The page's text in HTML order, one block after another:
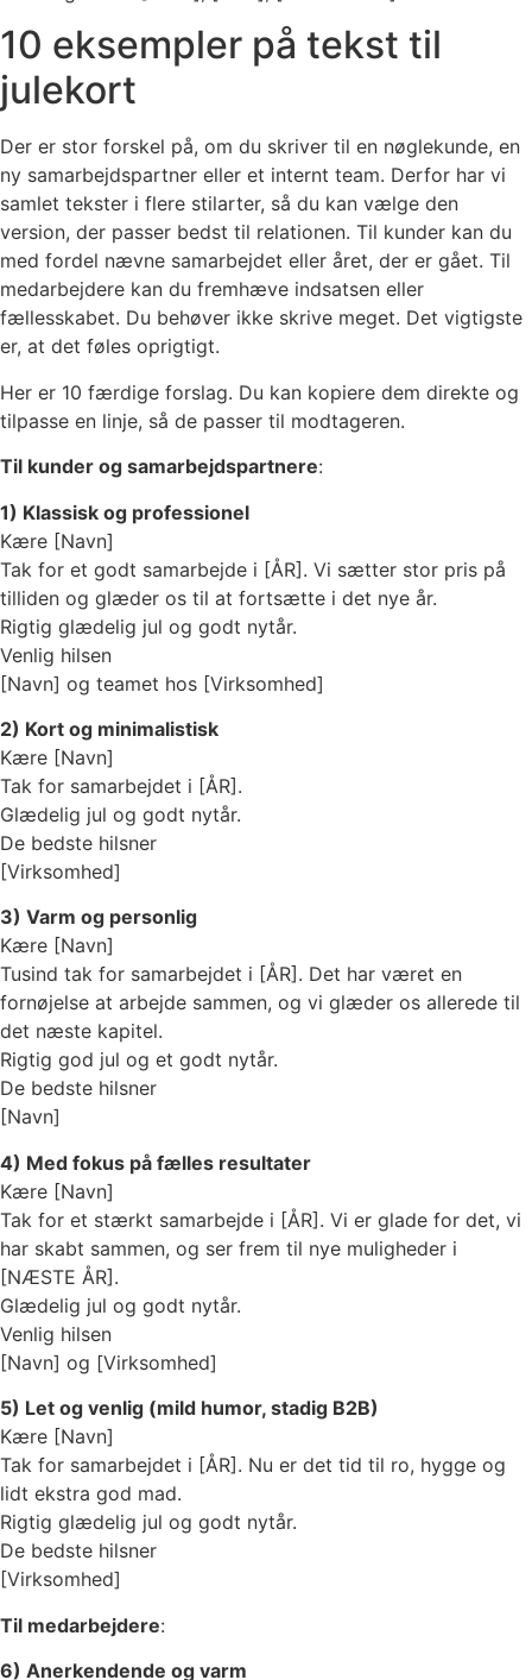
10 eksempler på tekst til
julekort
Der er stor forskel på, om du skriver til en nøglekunde, en
ny samarbejdspartner eller et internt team. Derfor har vi
samlet tekster i flere stilarter, så du kan vælge den
version, der passer bedst til relationen. Til kunder kan du
med fordel nævne samarbejdet eller året, der er gået. Til
medarbejdere kan du fremhæve indsatsen eller
fællesskabet. Du behøver ikke skrive meget. Det vigtigste
er, at det føles oprigtigt.
Her er 10 færdige forslag. Du kan kopiere dem direkte og
tilpasse en linje, så de passer til modtageren.
Til kunder og samarbejdspartnere:
1) Klassisk og professionel
Kære [Navn]
Tak for et godt samarbejde i [ÅR]. Vi sætter stor pris på
tilliden og glæder os til at fortsætte i det nye år.
Rigtig glædelig jul og godt nytår.
Venlig hilsen
[Navn] og teamet hos [Virksomhed]
2) Kort og minimalistisk
Kære [Navn]
Tak for samarbejdet i [ÅR].
Glædelig jul og godt nytår.
De bedste hilsner
[Virksomhed]
3) Varm og personlig
Kære [Navn]
Tusind tak for samarbejdet i [ÅR]. Det har været en
fornøjelse at arbejde sammen, og vi glæder os allerede til
det næste kapitel.
Rigtig god jul og et godt nytår.
De bedste hilsner
[Navn]
4) Med fokus på fælles resultater
Kære [Navn]
Tak for et stærkt samarbejde i [ÅR]. Vi er glade for det, vi
har skabt sammen, og ser frem til nye muligheder i
[NÆSTE ÅR].
Glædelig jul og godt nytår.
Venlig hilsen
[Navn] og [Virksomhed]
5) Let og venlig (mild humor, stadig B2B)
Kære [Navn]
Tak for samarbejdet i [ÅR]. Nu er det tid til ro, hygge og
lidt ekstra god mad.
Rigtig glædelig jul og godt nytår.
De bedste hilsner
[Virksomhed]
Til medarbejdere:
6) Anerkendende og varm